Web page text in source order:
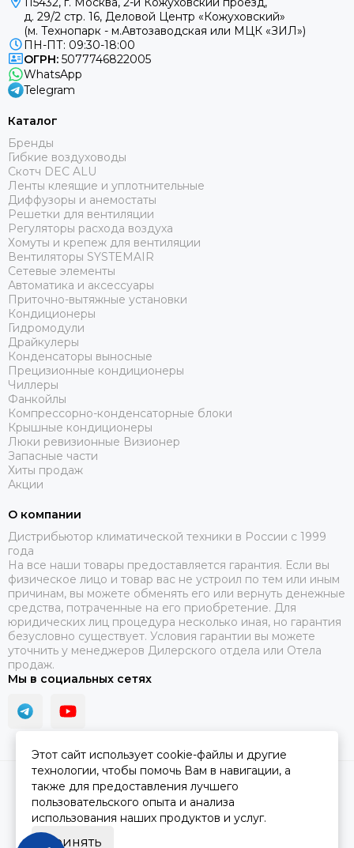
д. 29/2 стр. 16, Деловой Центр «Кожуховский»
(м. Технопарк - м.Автозаводская или МЦК «ЗИЛ»)
ПН-ПТ: 09:30-18:00
ОГРН: 5077746822005
WhatsApp
Telegram
Каталог
Бренды
Гибкие воздуховоды
Скотч DEC ALU
Ленты клеящие и уплотнительные
Диффузоры и анемостаты
Решетки для вентиляции
Регуляторы расхода воздуха
Хомуты и крепеж для вентиляции
Вентиляторы SYSTEMAIR
Сетевые элементы
Автоматика и аксессуары
Приточно-вытяжные установки
Кондиционеры
Гидромодули
Драйкулеры
Конденсаторы выносные
Прецизионные кондиционеры
Чиллеры
Фанкойлы
Компрессорно-конденсаторные блоки
Крышные кондиционеры
Люки ревизионные Визионер
Запасные части
Хиты продаж
Акции
О компании
Дистрибьютор климатической техники в России с 1999
года
На все наши товары предоставляется гарантия. Если вы
физическое лицо и товар вас не устроил по тем или иным
причинам, вы можете обменять его или вернуть денежные
средства, потраченные на его приобретение. Для
юридических лиц процедура несколько иная, но гарантия
безусловно существует. Условия гарантии вы можете
уточнить у менеджеров Дилерского отдела или Отела
продаж.
Мы в социальных сетях
2026 © ПЯТЫЙ СЕЗОН.Карта сайта
Этот сайт использует cookie-файлы и другие
технологии, чтобы помочь Вам в навигации, а
также для предоставления лучшего
пользовательского опыта и анализа
использования наших продуктов и услуг.
Принять